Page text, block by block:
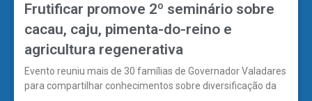
Frutificar promove 2º seminário sobre
cacau, caju, pimenta-do-reino e
agricultura regenerativa
Evento reuniu mais de 30 famílias de Governador Valadares
para compartilhar conhecimentos sobre diversificação da